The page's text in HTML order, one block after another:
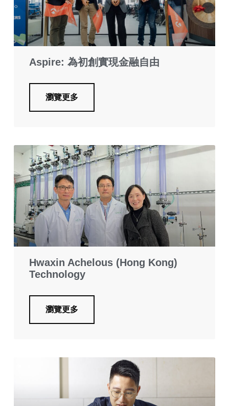
Aspire: 為初創實現金融自由
瀏覽更多
Hwaxin Achelous (Hong Kong)
Technology
瀏覽更多